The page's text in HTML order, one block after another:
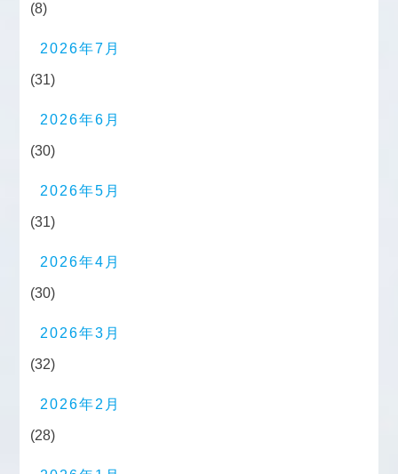
(8)
2026年7月
(31)
2026年6月
(30)
2026年5月
(31)
2026年4月
(30)
2026年3月
(32)
2026年2月
(28)